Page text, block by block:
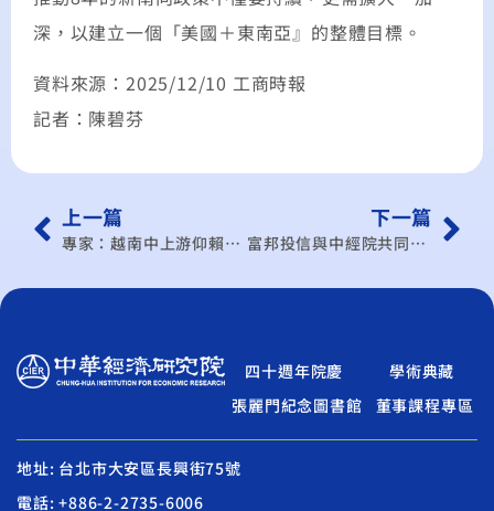
深，以建立一個「美國＋東南亞』的整體目標。
資料來源：2025/12/10 工商時報
記者：陳碧芬
上一篇
專家：越南中上游仰賴陸進口 成陸1兆美元高順差之因
下一篇
富邦投信與中經院共同發布 2025國人安心樂活享退調查
四十週年院慶
學術典藏
張麗門紀念圖書館
董事課程專區
地址: 台北市大安區長興街75號
電話: +886-2-2735-6006